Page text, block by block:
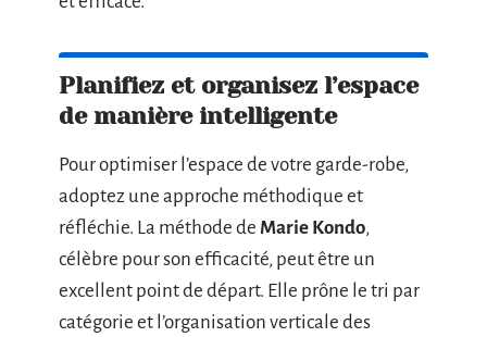
Planifiez et organisez l’espace
de manière intelligente
Pour optimiser l’espace de votre garde-robe,
adoptez une approche méthodique et
réfléchie. La méthode de Marie Kondo,
célèbre pour son efficacité, peut être un
excellent point de départ. Elle prône le tri par
catégorie et l’organisation verticale des